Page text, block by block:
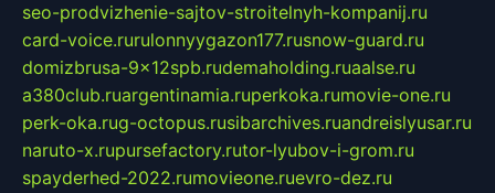
seo-prodvizhenie-sajtov-stroitelnyh-kompanij.ru
card-voice.rurulonnyygazon177.rusnow-guard.ru
domizbrusa-9x12spb.rudemaholding.ruaalse.ru
a380club.ruargentinamia.ruperkoka.rumovie-one.ru
perk-oka.rug-octopus.rusibarchives.ruandreislyusar.ru
naruto-x.rupursefactory.rutor-lyubov-i-grom.ru
spayderhed-2022.rumovieone.ruevro-dez.ru